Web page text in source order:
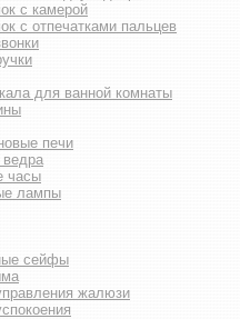
с камерой
с отпечатками пальцев
для ванной комнаты
печи
часы
лампы
сейфы
жалюзи